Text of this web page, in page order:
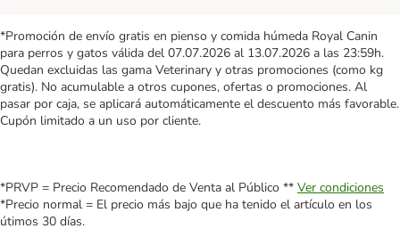
*Promoción de envío gratis en pienso y comida húmeda Royal Canin
para perros y gatos válida del 07.07.2026 al 13.07.2026 a las 23:59h.
Quedan excluidas las gama Veterinary y otras promociones (como kg
gratis). No acumulable a otros cupones, ofertas o promociones. Al
pasar por caja, se aplicará automáticamente el descuento más favorable.
Cupón limitado a un uso por cliente.
*PRVP = Precio Recomendado de Venta al Público ** Ver condiciones
*Precio normal = El precio más bajo que ha tenido el artículo en los
útimos 30 días.